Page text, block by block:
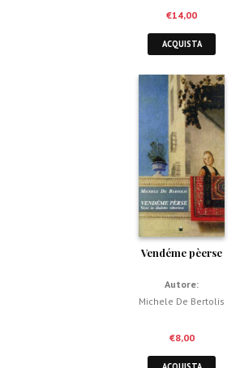
€14,00
ACQUISTA
Vendéme pèerse
Autore:
Michele De Bertolis
€8,00